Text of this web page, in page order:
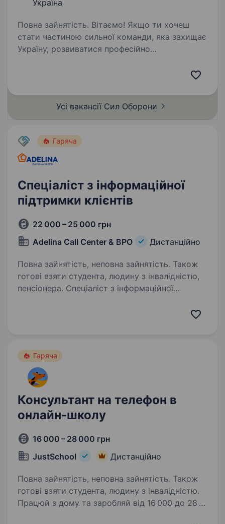
Україна
Повна зайнятість. Вітаємо! Якщо ти хочеш
стати частиною сильної команди, яка захищає
Україну, розвиватися професійно
взводу…
Усі вакансії Сил Оборони
Гаряча
Спеціаліст з інформаційної
підтримки клієнтів
22 000 – 25 000 грн
Adelina Call Center & BPO
Дистанційно
Повна зайнятість, неповна зайнятість. Також
готові взяти студента, людину з інвалідністю,
пенсіонера. Спеціаліст з інформаційної
найбільшого контактного центру України,…
Гаряча
Консультант на телефон в
онлайн-школу
16 000 – 28 000 грн
JustSchool
Дистанційно
Повна зайнятість, неповна зайнятість. Також
готові взяти студента, людину з інвалідністю.
Працюй з дому та заробляй від 16 000 до 28